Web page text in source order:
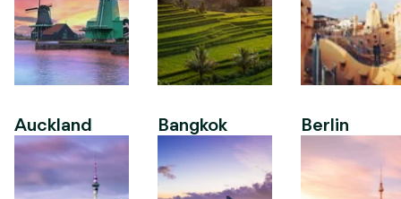
Auckland Bangkok Berlin